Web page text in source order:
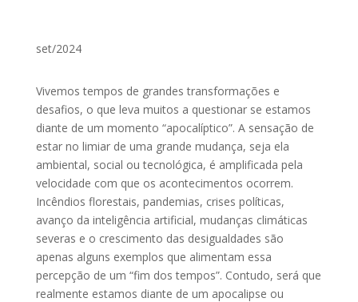
set/2024
Vivemos tempos de grandes transformações e
desafios, o que leva muitos a questionar se estamos
diante de um momento “apocalíptico”. A sensação de
estar no limiar de uma grande mudança, seja ela
ambiental, social ou tecnológica, é amplificada pela
velocidade com que os acontecimentos ocorrem.
Incêndios florestais, pandemias, crises políticas,
avanço da inteligência artificial, mudanças climáticas
severas e o crescimento das desigualdades são
apenas alguns exemplos que alimentam essa
percepção de um “fim dos tempos”. Contudo, será que
realmente estamos diante de um apocalipse ou